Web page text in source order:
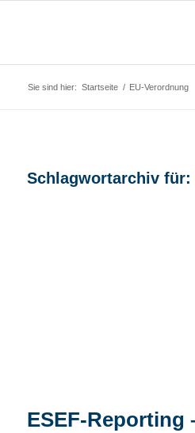
Sie sind hier: Startseite / EU-Verordnung
Schlagwortarchiv für:
ESEF-Reporting